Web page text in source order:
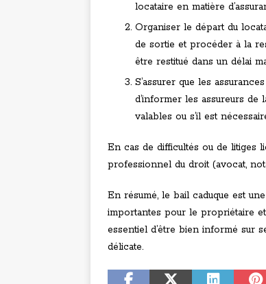
locataire en matière
Organiser le départ du
de sortie et procéder à la
être restitué dans un délai
S’assurer que les
d’informer les assureurs de
valables ou s’il est
En cas de difficultés ou de litiges
professionnel du droit (avocat,
En résumé, le bail caduque est
importantes pour le propriétaire
essentiel d’être bien informé sur
délicate.